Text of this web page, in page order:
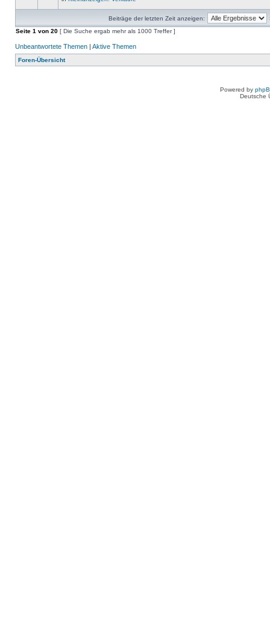
Beiträge der letzten Zeit anzeigen:
Seite 1 von 20 [ Die Suche ergab mehr als 1000 Treffer ]
Unbeantwortete Themen | Aktive Themen
Foren-Übersicht
Powered by
Deutsche